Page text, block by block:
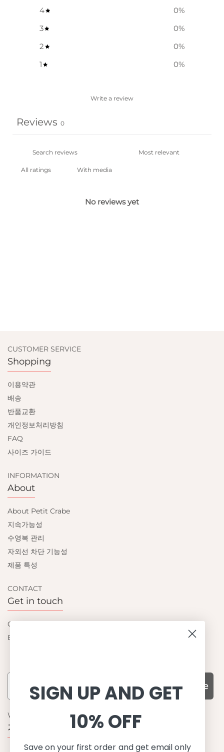
4
0%
3
0%
2
0%
1
0%
Write a review
Reviews 0
With media
No reviews yet
CUSTOMER SERVICE
Shopping
이용약관
배송
반품교환
개인정보처리방침
FAQ
사이즈 가이드
INFORMATION
About
About Petit Crabe
지속가능성
수영복 관리
자외선 차단 기능성
제품 특성
CONTACT
Get in touch
Contact us
Become a retailer
Subscribe
WHY CHOOSE US?
기능성과 품질, 그리고 디자인
SIGN UP AND GET
10% OFF
Save on your first order and get email only